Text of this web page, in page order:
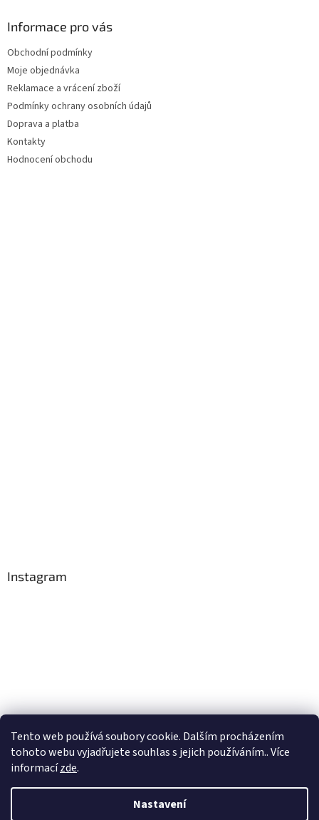
Tento web používá soubory cookie. Dalším procházením
tohoto webu vyjadřujete souhlas s jejich používáním.. Více
informacízde.
Nastavení
Informace pro vás
Obchodní podmínky
Moje objednávka
Reklamace a vrácení zboží
Podmínky ochrany osobních údajů
Doprava a platba
Kontakty
Hodnocení obchodu
Instagram
Sledovat na Instagramu
Vytvořil Shoptet